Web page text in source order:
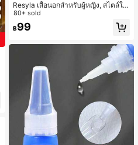
Resyla เสื้อนอกสำหรับผู้หญิง, สไตล์ให
ม่ฤดูร้อน, กีฬากลางแจ้งแบบสบายๆ, ลา
ยออกแบบ, พิมพ์ตัวอักษร & ตัวเลข สีน้ำ
เงิน แฟชั่น & อเนกประสงค์ เสื้อยืด, สตรี
สื้อยืดสำหรับผู้หญิง
80+ sold
฿99